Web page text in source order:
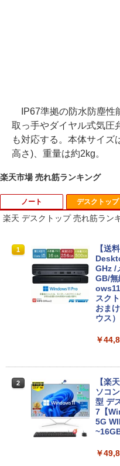
IP67準拠の防水防塵性
取っ手やダイヤル式気圧
も対応する。本体サイズ
高さ)、重量は約2kg。
楽天市場 売れ筋ランキング
ノート
1
【期
布】
2 2in1
リ
対応
￥
ore i5
｜店
PC
デスクトップ
楽天 デスクトップ 売れ筋ラン
1
【送
GHz /
GB/
スク
おま
ウス）
￥
2
【楽
ソコ
型 デ
7【
5G
￥